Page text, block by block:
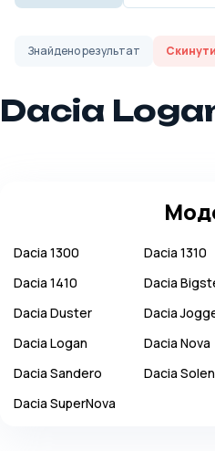
Знайденорезультат
Dacia
Dacia 1300 Dacia 1310
Dacia 1410 Dacia
Dacia Duster Dacia
Dacia Logan Dacia Nova
Dacia Sandero Dacia
Dacia SuperNova